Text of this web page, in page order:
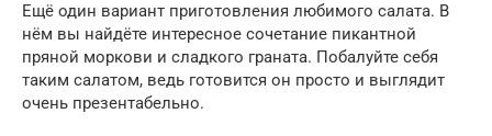
Ещё один вариант приготовления любимого салата. В
нём вы найдёте интересное сочетание пикантной
пряной моркови и сладкого граната. Побалуйте себя
таким салатом, ведь готовится он просто и выглядит
очень презентабельно.